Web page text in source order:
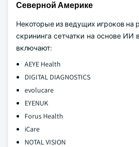
Северной Америке
Некоторые из ведущих игроков на
скрининга сетчатки на основе
включают:
AEYE Health
DIGITAL DIAGNOSTICS
evolucare
EYENUK
Forus Health
iCare
NOTAL VISION